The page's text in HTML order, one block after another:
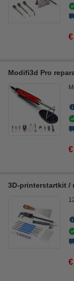
Modifi3d Pro
3D-printerstartkit /